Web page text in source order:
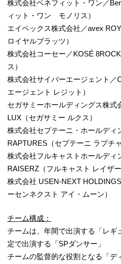
株式会社ベネフィット・ワン／
ィット・ワン モノリス）
エイベックス株式会社／avex
ロイヤルブラッツ）
株式会社コーセー／KOSÉ
ス）
株式会社サイバーエージェント／
エージェント レジット）
セガサミーホールディングス株式
LUX（セガサミー ルクス）
株式会社セプテーニ・ホールディ
RAPTURES（セプテーニ ラプチャ
株式会社フルキャストホールディ
RAISERZ（フルキャスト レイザー
株式会社 USEN-NEXT
ーセンネクスト アイ・ムーン）
チーム構成：
チームは、年間で出演する「レギ
定で出演する「SPダンサー」
チームの監督的な役割となる「デ